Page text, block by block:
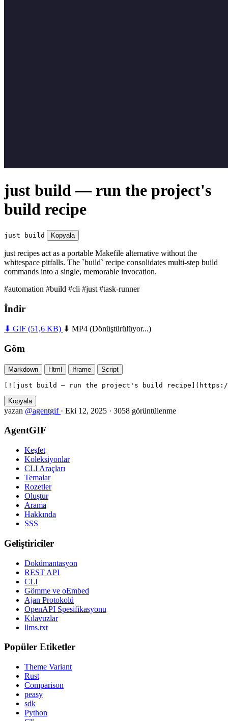
just build — run the project's
build recipe
just build Kopyala
just recipes act as a portable Makefile alternative without the
whitespace pitfalls. The `build` recipe consolidates multi-step build
commands into a single, memorable invocation.
#automation #build #cli #just #task-runner
İndir
⬇ GIF (51,6 KB) ⬇ MP4 (Dönüştürülüyor...)
Göm
Markdown Html Iframe Script
[![just build — run the project's build recipe](https://
Kopyala
yazan @agentgif · Eki 12, 2025 · 3058 görüntülenme
AgentGIF
Keşfet
Koleksiyonlar
CLI Araçları
Temalar
Rozetler
Oluştur
Arama
Hakkında
SSS
Geliştiriciler
Dokümantasyon
REST API
CLI
Gömme ve oEmbed
Ajan Protokolü
OpenAPI Spesifikasyonu
Kılavuzlar
llms.txt
Popüler Etiketler
Theme Variant
Rust
Comparison
peasy
sdk
Python